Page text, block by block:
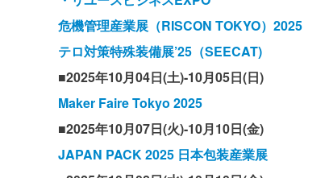
危機管理産業展（RISCON TOKYO）2025
テロ対策特殊装備展’25（SEECAT)
■2025年10月04日(土)-10月05日(日)
Maker Faire Tokyo 2025
■2025年10月07日(火)-10月10日(金)
JAPAN PACK 2025 日本包装産業展